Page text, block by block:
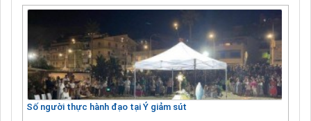
Số người thực hành đạo tại Ý giảm sút